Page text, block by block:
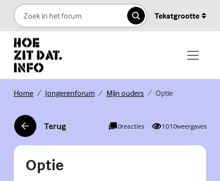
Skip to content
Zoeken
Tekstgrootte
Home(Externe link)
Jongerenforum(Externe link)
Mijn ouders (Externe link)
Optie
Terug
(Externe link) 0reacties 1010weergaves
Optie